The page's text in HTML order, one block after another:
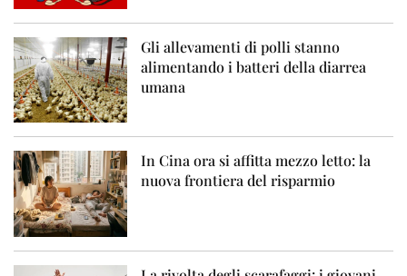
Gli allevamenti di polli stanno
alimentando i batteri della diarrea
umana
In Cina ora si affitta mezzo letto: la
nuova frontiera del risparmio